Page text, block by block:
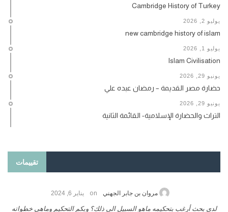
Cambridge History of Turkey
يوليو 2, 2026
new cambridge history of islam
يوليو 1, 2026
Islam Civilisation
يونيو 29, 2026
حضارة مصر القديمة – رمضان عبده علي
يونيو 29, 2026
التراث والحضارة الإسلامية- القائمة الثانية
تقييمات
حامد الزريقي on يناير 25, 2026
السلام عليكم ورحمة الله وبركاتة أرغب بنشر كتابي معكم